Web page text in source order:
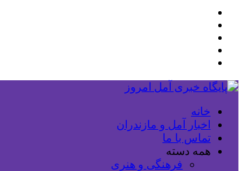
خانه
اخبار آمل و مازندران
تماس با ما
همه دسته
فرهنگی و هنری